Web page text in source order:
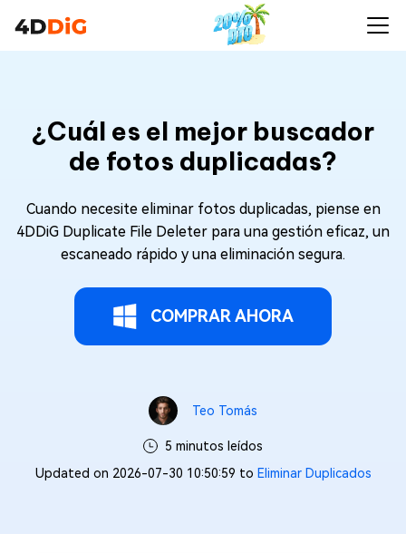
¿Cuál es el mejor buscador
de fotos duplicadas?
Cuando necesite eliminar fotos duplicadas, piense en
4DDiG Duplicate File Deleter para una gestión eficaz, un
escaneado rápido y una eliminación segura.
COMPRAR AHORA
Teo Tomás
5 minutos leídos
Updated on 2026-07-30 10:50:59 to Eliminar Duplicados